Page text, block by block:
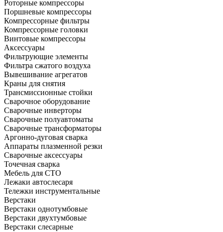
Роторные компрессоры
Поршневые компрессоры
Компрессорные фильтры
Компрессорные головки
Винтовые компрессоры
Аксессуары
Фильтрующие элементы
Фильтра сжатого воздуха
Вывешивание агрегатов
Краны для снятия
Трансмиссионные стойки
Сварочное оборудование
Сварочные инверторы
Сварочные полуавтоматы
Сварочные трансформаторы
Аргонно-дуговая сварка
Аппараты плазменной резки
Сварочные аксессуары
Точечная сварка
Мебель для СТО
Лежаки автослесаря
Тележки инструментальные
Верстаки
Верстаки однотумбовые
Верстаки двухтумбовые
Верстаки слесарные